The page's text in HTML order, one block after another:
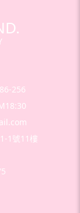
256
1號11樓